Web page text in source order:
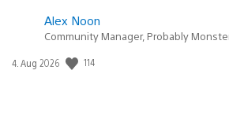
Alex Noon
Community Manager, Probably
Veröffentlichungsdatum:
4. Aug 2026 114